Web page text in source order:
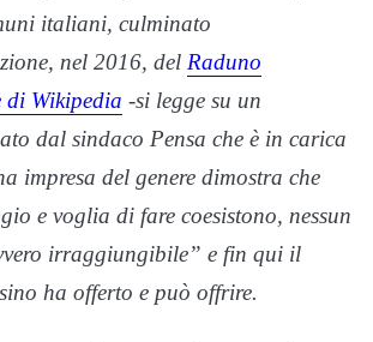
italiani, culminato
nel 2016, del Raduno
di Wikipedia -si legge su un
dal sindaco Pensa che è in carica
impresa del genere dimostra che
e voglia di fare coesistono, nessun
irraggiungibile” e fin qui il
ha offerto e può offrire.